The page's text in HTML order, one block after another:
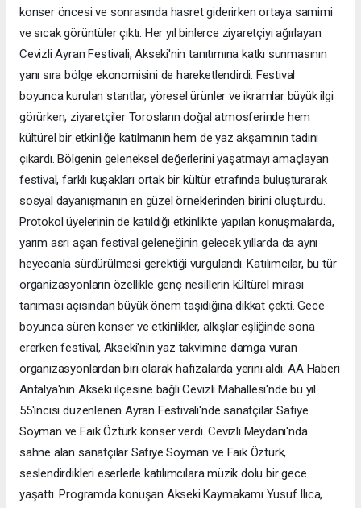
konser öncesi ve sonrasında hasret giderirken ortaya samimi
ve sıcak görüntüler çıktı. Her yıl binlerce ziyaretçiyi ağırlayan
Cevizli Ayran Festivali, Akseki'nin tanıtımına katkı sunmasının
yanı sıra bölge ekonomisini de hareketlendirdi. Festival
boyunca kurulan stantlar, yöresel ürünler ve ikramlar büyük ilgi
görürken, ziyaretçiler Torosların doğal atmosferinde hem
kültürel bir etkinliğe katılmanın hem de yaz akşamının tadını
çıkardı. Bölgenin geleneksel değerlerini yaşatmayı amaçlayan
festival, farklı kuşakları ortak bir kültür etrafında buluşturarak
sosyal dayanışmanın en güzel örneklerinden birini oluşturdu.
Protokol üyelerinin de katıldığı etkinlikte yapılan konuşmalarda,
yarım asrı aşan festival geleneğinin gelecek yıllarda da aynı
heyecanla sürdürülmesi gerektiği vurgulandı. Katılımcılar, bu tür
organizasyonların özellikle genç nesillerin kültürel mirası
tanıması açısından büyük önem taşıdığına dikkat çekti. Gece
boyunca süren konser ve etkinlikler, alkışlar eşliğinde sona
ererken festival, Akseki'nin yaz takvimine damga vuran
organizasyonlardan biri olarak hafızalarda yerini aldı. AA Haberi
Antalya'nın Akseki ilçesine bağlı Cevizli Mahallesi'nde bu yıl
55'incisi düzenlenen Ayran Festivali'nde sanatçılar Safiye
Soyman ve Faik Öztürk konser verdi. Cevizli Meydanı'nda
sahne alan sanatçılar Safiye Soyman ve Faik Öztürk,
seslendirdikleri eserlerle katılımcılara müzik dolu bir gece
yaşattı. Programda konuşan Akseki Kaymakamı Yusuf Ilıca,